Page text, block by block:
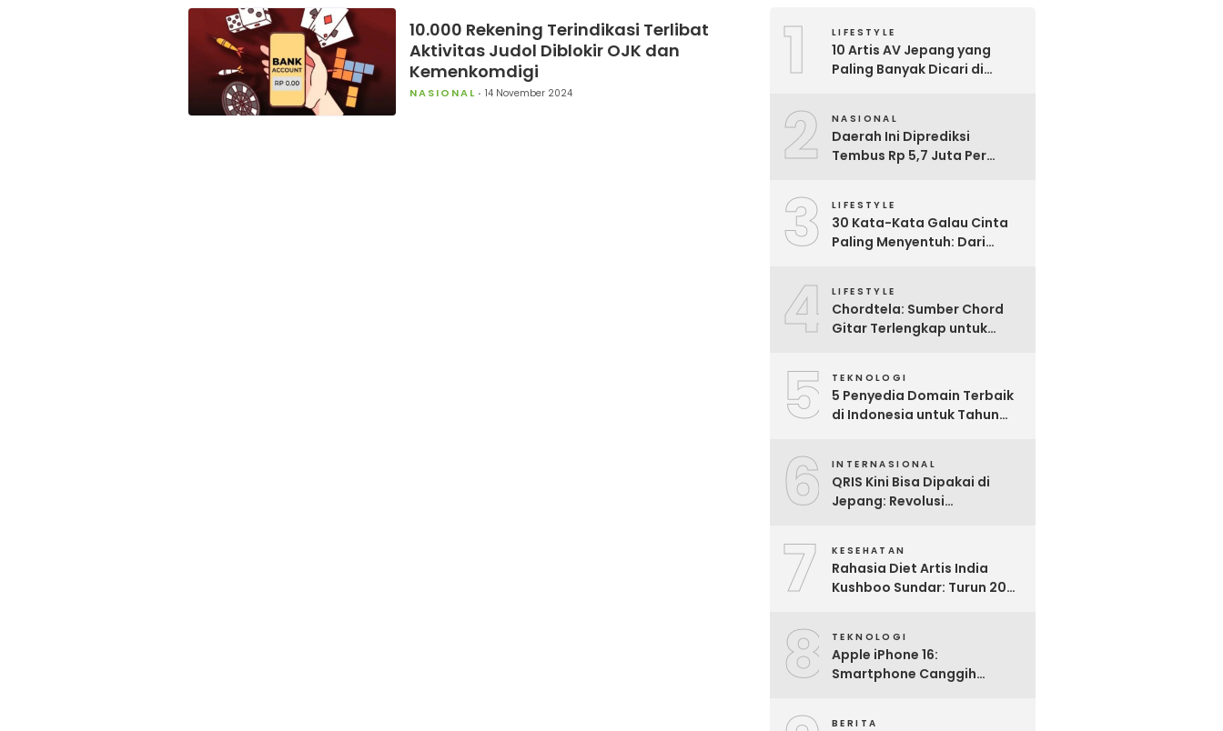
10.000 Rekening Terindikasi Terlibat
Aktivitas Judol Diblokir OJK dan
Kemenkomdigi
NASIONAL 14 November 2024 1 LIFESTYLE
10 Artis AV Jepang yang
Paling Banyak Dicari di
2 NASIONAL
Daerah Ini Diprediksi
Tembus Rp 5,7 Juta Per
Upah Minimum 2026
3 LIFESTYLE
30 Kata-Kata Galau Cinta
Paling Menyentuh: Dari
4 LIFESTYLE
Chordtela: Sumber Chord
Gitar Terlengkap untuk
5 TEKNOLOGI
5 Penyedia Domain Terbaik
di Indonesia untuk Tahun
6 INTERNASIONAL
QRIS Kini Bisa Dipakai di
Jepang: Revolusi
7 KESEHATAN
Rahasia Diet Artis India
Kushboo Sundar: Turun 20
8 TEKNOLOGI
Apple iPhone 16:
Smartphone Canggih
BERITA